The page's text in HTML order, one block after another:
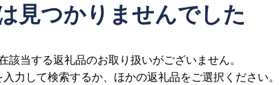
見つかりませんでした
該当する返礼品のお取り扱いがございません。
力して検索するか、ほかの返礼品をご選択ください。